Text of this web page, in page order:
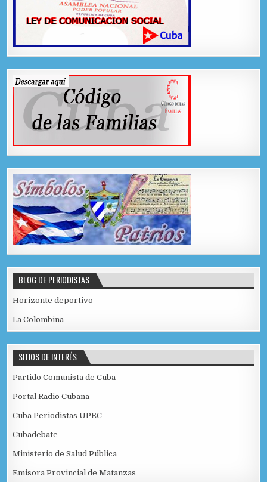
BLOG DE PERIODISTAS
Horizonte deportivo
La Colombina
SITIOS DE INTERÉS
Partido Comunista de Cuba
Portal Radio Cubana
Cuba Periodistas UPEC
Cubadebate
Ministerio de Salud Pública
Emisora Provincial de Matanzas